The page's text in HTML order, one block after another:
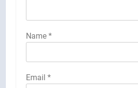
Name *
Email *